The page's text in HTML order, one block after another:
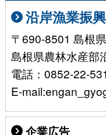
沿岸漁業振
〒690-8501 島根
島根県農林水産部
電話：0852-22-
E-
企業広告